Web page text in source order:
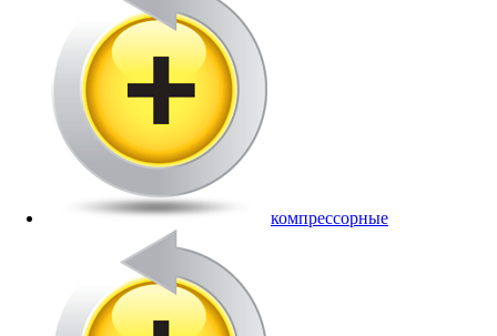
компрессорные